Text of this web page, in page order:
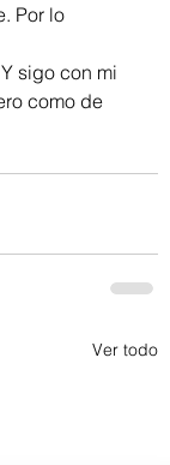
Por lo
como de
Ver todo